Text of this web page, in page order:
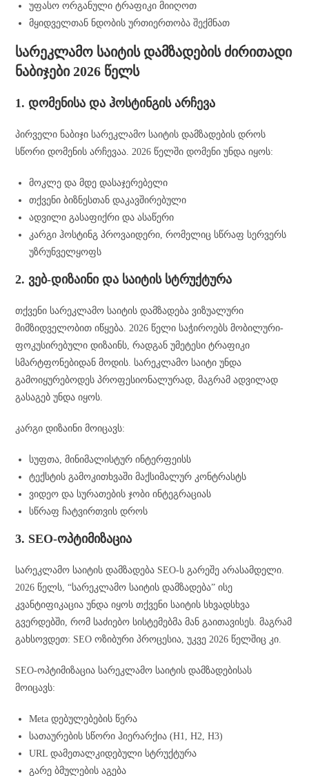
უფასო ორგანული ტრაფიკი მიიღოთ
მყიდველთან ნდობის ურთიერთობა შექმნათ
სარეკლამო საიტის დამზადების ძირითადი
ნაბიჯები 2026 წელს
1. დომენისა და ჰოსტინგის არჩევა
პირველი ნაბიჯი სარეკლამო საიტის დამზადების დროს
სწორი დომენის არჩევაა. 2026 წელში დომენი უნდა იყოს:
მოკლე და მდე დასაჯერებელი
თქვენი ბიზნესთან დაკავშირებული
ადვილი გასაფიქრი და ასაწერი
კარგი ჰოსტინგ პროვაიდერი, რომელიც სწრაფ სერვერს
უზრუნველყოფს
2. ვებ-დიზაინი და საიტის სტრუქტურა
თქვენი სარეკლამო საიტის დამზადება ვიზუალური
მიმზიდველობით იწყება. 2026 წელი საჭიროებს მობილური-
ფოკუსირებული დიზაინს, რადგან უმეტესი ტრაფიკი
სმარტფონებიდან მოდის. სარეკლამო საიტი უნდა
გამოიყურებოდეს პროფესიონალურად, მაგრამ ადვილად
გასაგებ უნდა იყოს.
კარგი დიზაინი მოიცავს:
სუფთა, მინიმალისტურ ინტერფეისს
ტექსტის გამოკითხვაში მაქსიმალურ კონტრასტს
ვიდეო და სურათების ჯობი ინტეგრაციას
სწრაფ ჩატვირთვის დროს
3. SEO-ოპტიმიზაცია
სარეკლამო საიტის დამზადება SEO-ს გარეშე არასამდელი.
2026 წელს, “სარეკლამო საიტის დამზადება” ისე
კვანტიფიკაცია უნდა იყოს თქვენი საიტის სხვადსხვა
გვერდებში, რომ საძიებო სისტემებმა მან გაითავისეს. მაგრამ
გახსოვდეთ: SEO ოზიბური პროცესია, უკვე 2026 წელშიც კი.
SEO-ოპტიმიზაცია სარეკლამო საიტის დამზადებისას
მოიცავს:
Meta დებულებების წერა
სათაურების სწორი ჰიერარქია (H1, H2, H3)
URL დამეთალკიდებული სტრუქტურა
გარე ბმულების აგება